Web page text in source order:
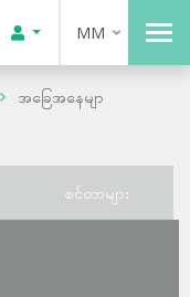
MM
အခြေအနေမျာ
စင်တာများ